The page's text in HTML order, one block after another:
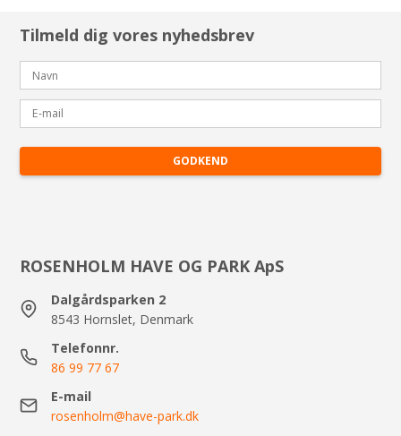
Tilmeld dig vores nyhedsbrev
GODKEND
ROSENHOLM HAVE OG PARK ApS
Dalgårdsparken 2
8543 Hornslet, Denmark
Telefonnr.
86 99 77 67
E-mail
rosenholm@have-park.dk